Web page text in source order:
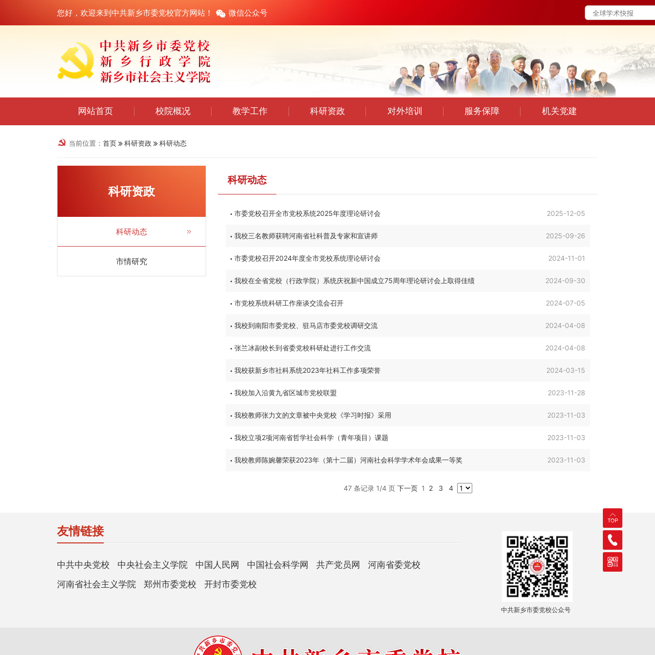
您好，欢迎来到中共新乡市委党校官方网站！ 微信公众号
网站首页 校院概况 教学工作 科研资政 对外培训 服务保障 机关党建
当前位置： 首页 科研资政 科研动态
科研资政
科研动态
市情研究
科研动态
市委党校召开全市党校系统2025年度理论研讨会 2025-12-05
我校三名教师获聘河南省社科普及专家和宣讲师 2025-09-26
市委党校召开2024年度全市党校系统理论研讨会 2024-11-01
我校在全省党校（行政学院）系统庆祝新中国成立75周年理论研讨会上取得佳绩 2024-09-30
市党校系统科研工作座谈交流会召开 2024-07-05
我校到南阳市委党校、驻马店市委党校调研交流 2024-04-08
张兰冰副校长到省委党校科研处进行工作交流 2024-04-08
我校获新乡市社科系统2023年社科工作多项荣誉 2024-03-15
我校加入沿黄九省区城市党校联盟 2023-11-28
我校教师张力文的文章被中央党校《学习时报》采用 2023-11-03
我校立项2项河南省哲学社会科学（青年项目）课题 2023-11-03
我校教师陈婉馨荣获2023年（第十二届）河南社会科学学术年会成果一等奖 2023-11-03
47 条记录 1/4 页 下一页 1 2 3 4
友情链接
中共中央党校 中央社会主义学院 中国人民网 中国社会科学网 共产党员网
河南省委党校
河南省社会主义学院
郑州市委党校 开封市委党校
中共新乡市委党校公众号